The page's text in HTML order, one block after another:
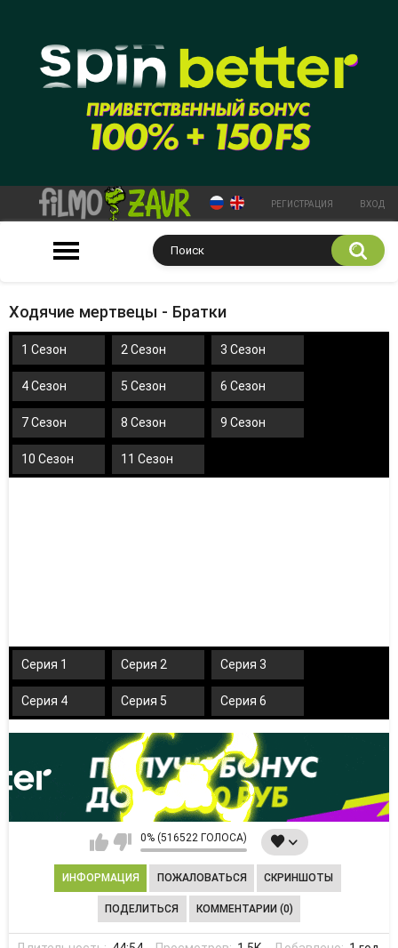
РЕГИСТРАЦИЯ ВХОД
Ходячие мертвецы - Братки
1 Сезон 2 Сезон 3 Сезон
4 Сезон 5 Сезон 6 Сезон
7 Сезон 8 Сезон 9 Сезон
10 Сезон 11 Сезон
Серия 1 Серия 2 Серия 3
Серия 4 Серия 5 Серия 6
0% (516522 ГОЛОСА)
ИНФОРМАЦИЯ ПОЖАЛОВАТЬСЯ СКРИНШОТЫ
ПОДЕЛИТЬСЯ КОММЕНТАРИИ (0)